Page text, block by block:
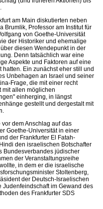
am Main diskutierten neben
Brumlik, Professor am Institut für
von Goethe-Universität
der Historiker und ehemalige
diesen Wendepunkt in der
Denn tatsächlich war eine
Aspekte und Faktoren auf eine
Ein zunächst eher still und
Unbehagen an Israel und seiner
Frage, die mit einer recht
mit allen möglichen
einherging, in längst
gestellt und dergestalt mit
dem Anschlag auf das
Goethe-Universität in einer
der Frankfurter El Fatah-
den israelischen Botschafter
Bundesverbandes jüdischer
der Veranstaltungsreihe
in dem er die israelische
Stoltenberg,
der Deutsch-Israelischen
Judenfeindschaft im Gewand des
des Frankfurter SDS